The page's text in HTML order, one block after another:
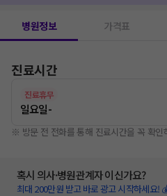
병원정보 가격표
진료시간
진료휴무
일요일-
※ 방문 전 전화를 통해 진료시간을 꼭 확인
혹시 의사·병원관계자 이신가요?
최대 200만원 받고 바로 광고 시작하세요!